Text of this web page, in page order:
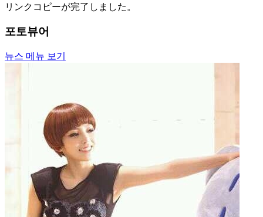
リンクコピーが完了しました。
포토뷰어
뉴스 메뉴 보기